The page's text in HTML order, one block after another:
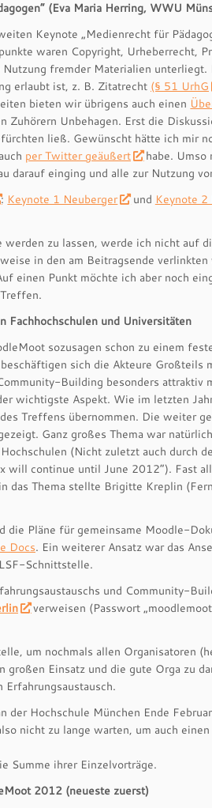
(Eva Maria Herring, WWU
Keynote „Medienrecht für
waren Copyright, Urheberrecht,
fremder Materialien
erlaubt ist, z. B. Zitatrecht (§ 51 UrhG
bieten wir übrigens auch einen
Zuhörern Unbehagen. Erst die
ließ. Gewünscht hätte ich mir
per Twitter geäußert
habe. Umso
darauf einging und alle zur Nutzung
: Keynote 1 Neuberger und Keynote 2
werden zu lassen, werde ich nicht auf
in den am Beitragsende
einen Punkt möchte ich aber noch
Fachhochschulen und Universitäten
sozusagen schon zu einem
sich die Akteure Großteils
Building besonders attraktiv
wichtigste Aspekt. Wie im letzten
Treffens übernommen. Die weiter
Ganz großes Thema war
(Nicht zuletzt auch durch
will continue until June 2012“). Fast
das Thema stellte Brigitte Kreplin
die Pläne für gemeinsame Moodle-
Docs. Ein weiterer Ansatz war das
Schnittstelle.
und Community-
verweisen (Passwort
um nochmals allen Organisatoren
großen Einsatz und die gute Orga zu
Erfahrungsaustausch.
der Hochschule München Ende
nicht zu lange warten, um auch
Summe ihrer Einzelvorträge.
2012 (neueste zuerst)